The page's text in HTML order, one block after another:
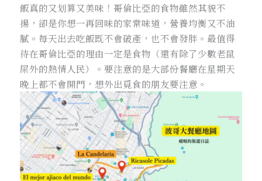
飯真的又划算又美味！哥倫比亞的食物雖然其貌不
揚，卻是你想一再回味的家常味道，營養均衡又不油
膩。每天出去吃飯既不會破產，也不會發胖。最值得
待在哥倫比亞的理由一定是食物（還有除了少數老鼠
屎外的熱情人民）。要注意的是大部份餐廳在星期天
晚上都不會開門，想外出覓食的朋友要注意。